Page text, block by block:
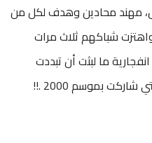
مهند محادين وهدف لكل من
شباكهم ثلاث مرات
ما لبثت أن تبددت
بموسم 2000 .!!